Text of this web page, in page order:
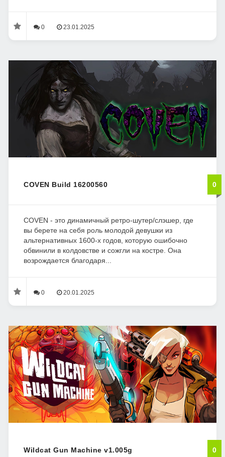
0 23.01.2025
COVEN Build 16200560 0
COVEN - это динамичный ретро-шутер/слэшер, где
вы берете на себя роль молодой девушки из
альтернативных 1600-х годов, которую ошибочно
обвинили в колдовстве и сожгли на костре. Она
возрождается благодаря...
0 20.01.2025
Wildcat Gun Machine v1.005g 0